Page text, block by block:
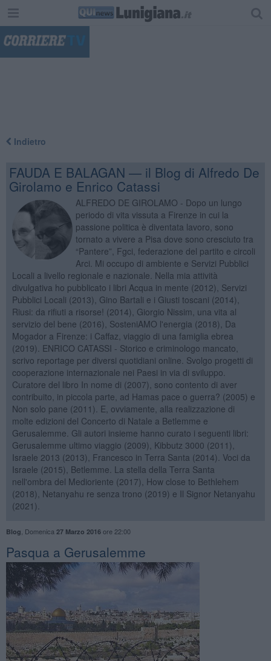
Indietro
FAUDA E BALAGAN — il Blog di Alfredo De
Girolamo e Enrico Catassi
ALFREDO DE GIROLAMO - Dopo un lungo
periodo di vita vissuta a Firenze in cui la
passione politica è diventata lavoro, sono
tornato a vivere a Pisa dove sono cresciuto tra
“Pantere”, Fgci, federazione del partito e circoli
Arci. Mi occupo di ambiente e Servizi Pubblici
Locali a livello regionale e nazionale. Nella mia attività
divulgativa ho pubblicato i libri Acqua in mente (2012), Servizi
Pubblici Locali (2013), Gino Bartali e i Giusti toscani (2014),
Riusi: da rifiuti a risorse! (2014), Giorgio Nissim, una vita al
servizio del bene (2016), SosteniAMO l'energia (2018), Da
Mogador a Firenze: i Caffaz, viaggio di una famiglia ebrea
(2019). ENRICO CATASSI - Storico e criminologo mancato,
scrivo reportage per diversi quotidiani online. Svolgo progetti di
cooperazione internazionale nei Paesi in via di sviluppo.
Curatore del libro In nome di (2007), sono contento di aver
contribuito, in piccola parte, ad Hamas pace o guerra? (2005) e
Non solo pane (2011). E, ovviamente, alla realizzazione di
molte edizioni del Concerto di Natale a Betlemme e
Gerusalemme. Gli autori insieme hanno curato i seguenti libri:
Gerusalemme ultimo viaggio (2009), Kibbutz 3000 (2011),
Israele 2013 (2013), Francesco in Terra Santa (2014). Voci da
Israele (2015), Betlemme. La stella della Terra Santa
nell'ombra del Medioriente (2017), How close to Bethlehem
(2018), Netanyahu re senza trono (2019) e Il Signor Netanyahu
(2021).
Blog Domenica 27 Marzo 2016ore 22:00
Pasqua a Gerusalemme